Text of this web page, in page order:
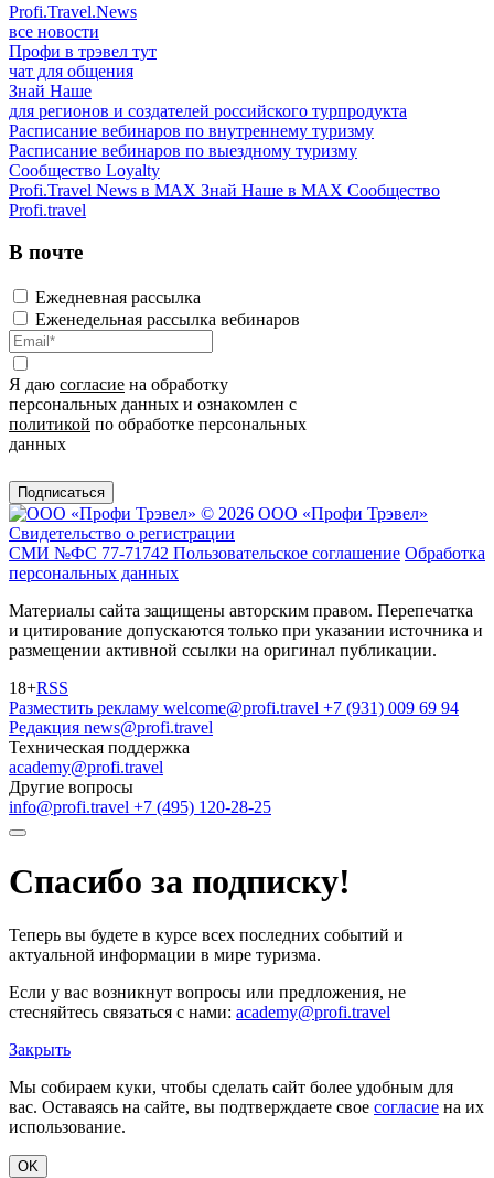
Profi.Travel.News
все новости
Профи в трэвел тут
чат для общения
Знай Наше
для регионов и создателей российского турпродукта
Расписание вебинаров по внутреннему туризму
Расписание вебинаров по выездному туризму
Сообщество Loyalty
Profi.Travel News в MAX Знай Наше в MAX Сообщество
Profi.travel
В почте
Ежедневная рассылка
Еженедельная рассылка вебинаров
Я даю согласие на обработку
персональных данных и ознакомлен с
политикой по обработке персональных
данных
Подписаться
© 2026 ООО «Профи Трэвeл»
Свидетельство о регистрации
СМИ №ФС 77-71742 Пользовательское соглашение Обработка
персональных данных
Материалы сайта защищены авторским правом. Перепечатка
и цитирование допускаются только при указании источника и
размещении активной ссылки на оригинал публикации.
18+RSS
Разместить рекламу welcome@profi.travel +7 (931) 009 69 94
Редакция news@profi.travel
Техническая поддержка
academy@profi.travel
Другие вопросы
info@profi.travel +7 (495) 120-28-25
Спасибо за подписку!
Теперь вы будете в курсе всех последних событий и
актуальной информации в мире туризма.
Если у вас возникнут вопросы или предложения, не
стесняйтесь связаться с нами: academy@profi.travel
Закрыть
Мы собираем куки, чтобы сделать сайт более удобным для
вас. Оставаясь на сайте, вы подтверждаете свое согласие на их
использование.
OK